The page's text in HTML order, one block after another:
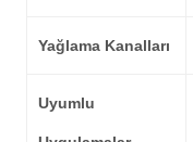
Yağlama Kanalları
Uyumlu